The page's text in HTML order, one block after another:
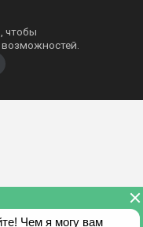
чтобы